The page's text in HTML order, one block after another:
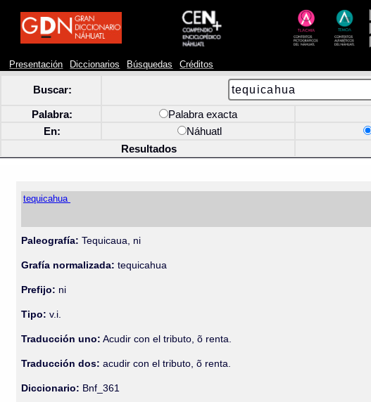
Presentación Diccionarios Búsquedas Créditos
Buscar:
Palabra: Palabra exacta
En:
Náhuatl
Resultados
tequicahua
Paleografía: Tequicaua, ni
Grafía normalizada: tequicahua
Prefijo: ni
Tipo: v.i.
Traducción uno: Acudir con el tributo, õ renta.
Traducción dos: acudir con el tributo, õ renta.
Diccionario: Bnf_361